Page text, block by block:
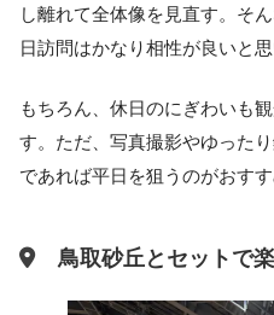
し離れて全体像を見直す。そ
日訪問はかなり相性が良いと思
もちろん、休日のにぎわいも
す。ただ、写真撮影やゆった
であれば平日を狙うのがおすす
鳥取砂丘とセットで